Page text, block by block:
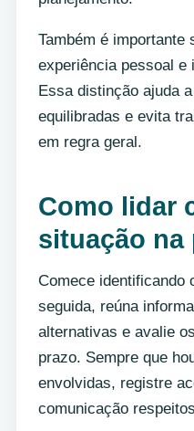
Também é importante
experiência pessoal e
Essa distinção ajuda
equilibradas e evita
em regra geral.
Como lidar
situação na
Comece identificando
seguida, reúna
alternativas e avalie
prazo. Sempre que
envolvidas, registre
comunicação